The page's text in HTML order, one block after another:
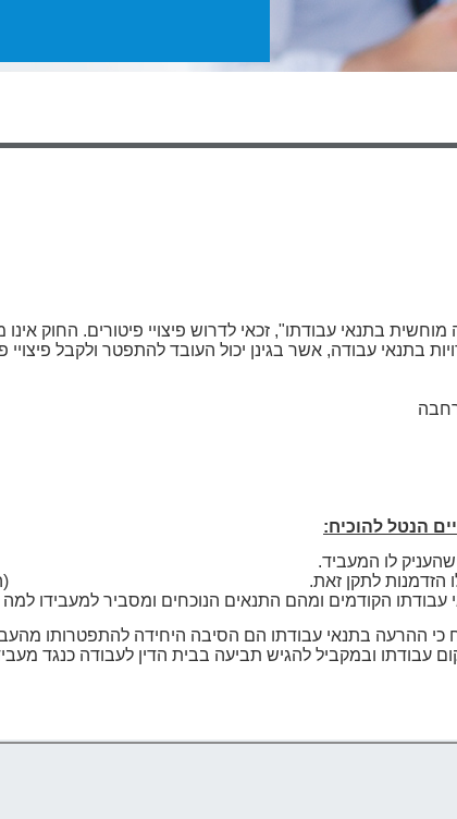
מוחשית בתנאי עבודתו", זכאי לדרוש פיצויי פיטורים. החוק
בתנאי עבודה, אשר בגינן יכול העובד להתפטר ולקבל פיצויי
הנטל להוכיח:
לו המעביד.
הורעו, ונתן לו הזדמנות לתקן זאת.
הקודמים ומהם התנאים הנוכחים ומסביר למעבידו למה
כי ההרעה בתנאי עבודתו הם הסיבה היחידה להתפטרותו
ובמקביל להגיש תביעה בבית הדין לעבודה כנגד